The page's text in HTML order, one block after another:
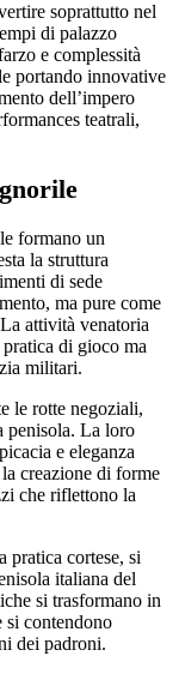
soprattutto nel
di palazzo
e complessità
portando innovative
dell’impero
teatrali,
formano un
la struttura
di sede
ma pure come
attività venatoria
di gioco ma
militari.
le rotte negoziali,
penisola. La loro
e eleganza
creazione di forme
che riflettono la
cortese, si
italiana del
si trasformano in
si contendono
dei padroni.